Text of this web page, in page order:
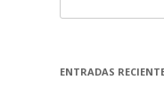
u
c
ENTRADAS